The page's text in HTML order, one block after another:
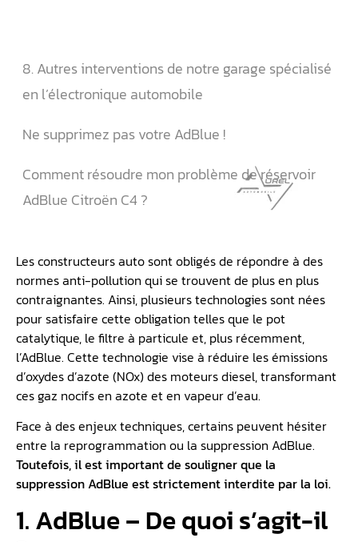
8. Autres interventions de notre garage spécialisé
en l’électronique automobile
Ne supprimez pas votre AdBlue !
Comment résoudre mon problème de réservoir
AdBlue Citroën C4 ?
Les constructeurs auto sont obligés de répondre à des
normes anti-pollution qui se trouvent de plus en plus
contraignantes. Ainsi, plusieurs technologies sont nées
pour satisfaire cette obligation telles que le pot
catalytique, le filtre à particule et, plus récemment,
l’AdBlue. Cette technologie vise à réduire les émissions
d’oxydes d’azote (NOx) des moteurs diesel, transformant
ces gaz nocifs en azote et en vapeur d’eau.
Face à des enjeux techniques, certains peuvent hésiter
entre la reprogrammation ou la suppression AdBlue.
Toutefois, il est important de souligner que la
suppression AdBlue est strictement interdite par la loi.
1. AdBlue – De quoi s’agit-il